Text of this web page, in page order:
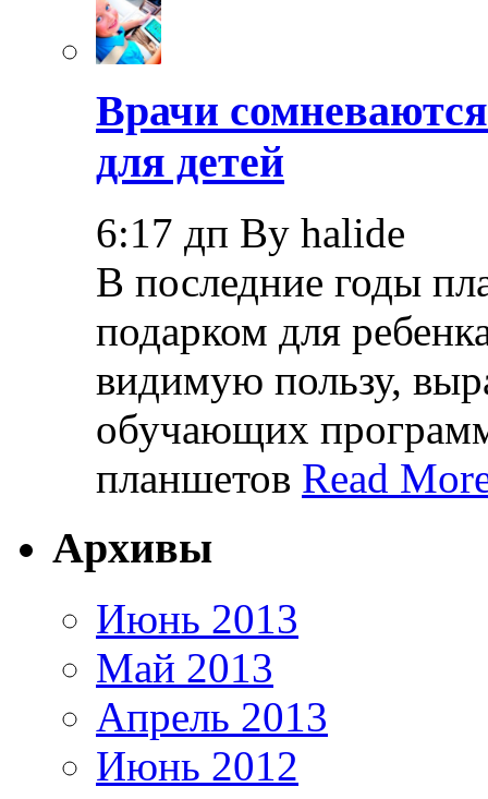
Врачи
для детей
6:17 дп By halide
В последние годы
подарком для
видимую пользу,
обучающих
планшетов Read
Архивы
Июнь 2013
Май 2013
Апрель 2013
Июнь 2012